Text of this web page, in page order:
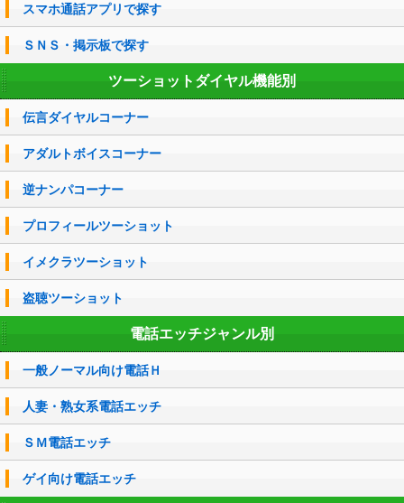
スマホ通話アプリで探す
ＳＮＳ・掲示板で探す
ツーショットダイヤル機能別
伝言ダイヤルコーナー
アダルトボイスコーナー
逆ナンパコーナー
プロフィールツーショット
イメクラツーショット
盗聴ツーショット
電話エッチジャンル別
一般ノーマル向け電話Ｈ
人妻・熟女系電話エッチ
ＳＭ電話エッチ
ゲイ向け電話エッチ